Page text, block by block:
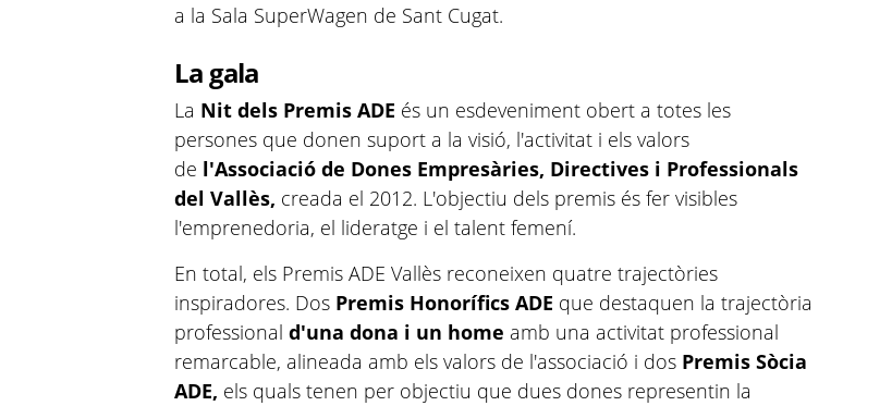
a la Sala SuperWagen de Sant Cugat.
La gala
La Nit dels Premis ADE és un esdeveniment obert a totes les
persones que donen suport a la visió, l'activitat i els valors
de l'Associació de Dones Empresàries, Directives i Professionals
del Vallès, creada el 2012. L'objectiu dels premis és fer visibles
l'emprenedoria, el lideratge i el talent femení.
En total, els Premis ADE Vallès reconeixen quatre trajectòries
inspiradores. Dos Premis Honorífics ADE que destaquen la trajectòria
professionald'una dona i un home amb una activitat professional
remarcable, alineada amb els valors de l'associació i dos Premis Sòcia
ADE, els quals tenen per objectiu que dues dones representin la